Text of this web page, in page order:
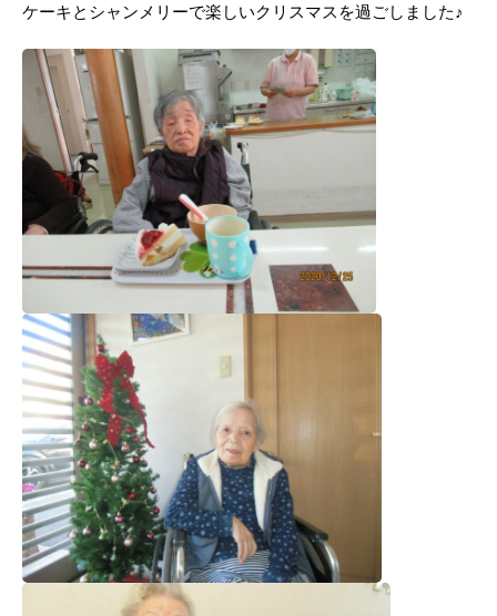
ケーキとシャンメリーで楽しいクリスマスを過ごしました♪